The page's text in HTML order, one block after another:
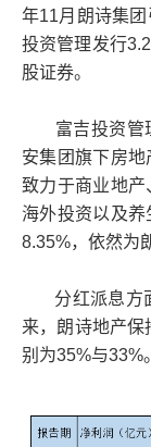
年11月朗诗集
投资管理发行
股证券。
富吉投资管理
安集团旗下房
致力于商业地产
海外投资以及
8.35%，依然为
分红派息方面
来，朗诗地产保
别为35%与33%。